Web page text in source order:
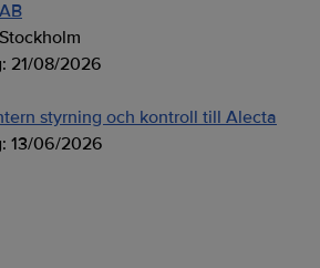
21/08/2026
styrning och kontroll till Alecta
13/06/2026